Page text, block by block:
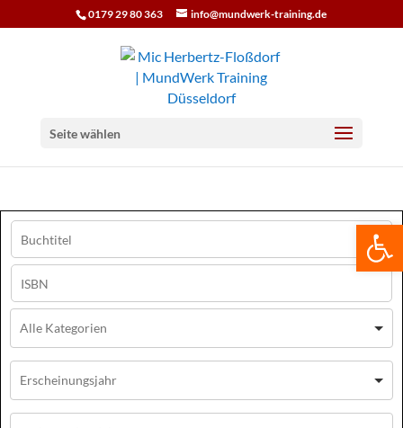
0179 29 80 363 info@mundwerk-training.de
Seite wählen